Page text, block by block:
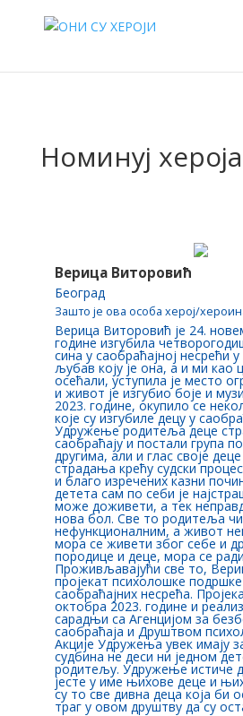
Номинуј хероја
Верица Виторовић
Београд
Зашто је ова особа херој/
Верица Виторовић је 24.
године изгубила
сина у саобраћајној несрећи
љубав коју је она, а и ми као
осећали, уступила је место
и живот је изгубио боје и
2023. године, окупило се
које су изгубиле децу у
Удружење родитеља деце
саобраћају и постали група
другима, али и глас своје деце
страдања крећу судски
и благо изречених казни
детета сам по себи је
може доживети, а тек
нова бол. Све то родитеља
нефункционалним, а живот
мора се живети због себе и
породице и деце, мора се
Проживљавајући све то,
пројекат психолошке
саобраћајних несрећа.
октобра 2023. године и
сарадњи са Агенцијом за
саобраћаја и Друштвом
Акције Удружења увек имају
судбина не деси ни једном
родитељу. Удружење истиче
јесте у име њихове деце и
су то све дивна деца која би
траг у овом друштву да су